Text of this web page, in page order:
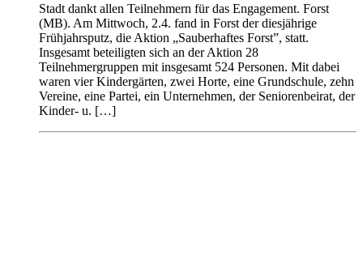
Stadt dankt allen Teilnehmern für das Engagement. Forst
(MB). Am Mittwoch, 2.4. fand in Forst der diesjährige
Frühjahrsputz, die Aktion „Sauberhaftes Forst”, statt.
Insgesamt beteiligten sich an der Aktion 28
Teilnehmergruppen mit insgesamt 524 Personen. Mit dabei
waren vier Kindergärten, zwei Horte, eine Grundschule, zehn
Vereine, eine Partei, ein Unternehmen, der Seniorenbeirat, der
Kinder- u. […]